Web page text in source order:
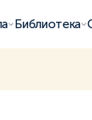
Библиотека